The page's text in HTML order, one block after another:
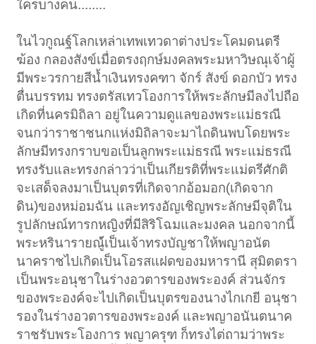
ใครบางคน........
ในไวกูณฐ์โลกเหล่าเทพเทวดาต่างประโคมดนตรี
ฆ้อง กลองสังข์เมื่อตรงฤกษ์มงคลพระมหาวิษณุเจ้าผู้
มีพระวรกายสีน้ำเงินทรงคฑา จักร์ สังข์ ดอกบัว ทรง
ตื่นบรรทม ทรงตรัสเทวโองการให้พระลักษมีลงไปถือ
เกิดที่นครมิถิลา อยู่ในความดูแลของพระแม่ธรณี
จนกว่าราชาชนกแห่งมิถิลาจะมาไถดินพบโดยพระ
ลักษมีทรงกราบขอเป็นลูกพระแม่ธรณี พระแม่ธรณี
ทรงรับและทรงกล่าวว่าเป็นเกียรติที่พระแม่ตรีศักติ
จะเสด็จลงมาเป็นบุตรที่เกิดจากอ้อมอก(เกิดจาก
ดิน)ของหม่อมฉัน และทรงอัญเชิญพระลักษมีจุติใน
รูปลักษณ์ทารกหญิงที่มีสิริโฉมและมงคล นอกจากนี้
พระหรินารายณ์ู้เป็นเจ้าทรงบัญชาให้พญาอนัต
นาคราชไปเกิดเป็นโอรสแฝดของมหารานี สุมิตตรา
เป็นพระอนุชาในร่างอวตารของพระองค์ ส่วนจักร
ของพระองค์จะไปเกิดเป็นบุตรของนางไกเกยี อนุชา
รองในร่างอวตารของพระองค์ และพญาอนันตนาค
ราชรับพระโองการ พญาครุฑ ก็ทรงไต่ถามว่าพระ